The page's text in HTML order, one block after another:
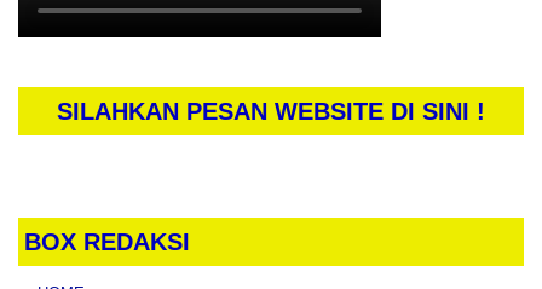
SILAHKAN PESAN WEBSITE DI SINI !
BOX REDAKSI